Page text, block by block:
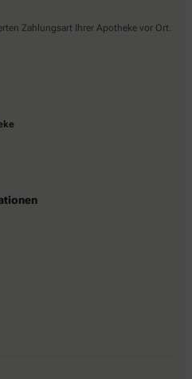
Zahlungsart Ihrer Apotheke vor Ort.